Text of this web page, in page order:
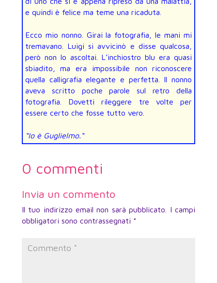
e quindi è felice ma teme una ricaduta.
Ecco mio nonno. Girai la fotografia, le mani mi
tremavano. Luigi si avvicinò e disse qualcosa,
però non lo ascoltai. L’inchiostro blu era quasi
sbiadito, ma era impossibile non riconoscere
quella calligrafia elegante e perfetta. Il nonno
aveva scritto poche parole sul retro della
fotografia. Dovetti rileggere tre volte per
essere certo che fosse tutto vero.
“Io è Guglielmo.“
0 commenti
Invia un commento
Il tuo indirizzo email non sarà pubblicato.
I campi
obbligatori sono contrassegnati *